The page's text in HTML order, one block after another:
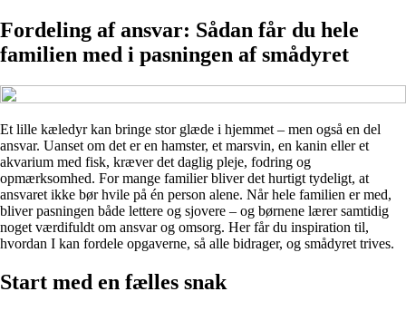
Fordeling af ansvar: Sådan får du hele
familien med i pasningen af smådyret
Et lille kæledyr kan bringe stor glæde i hjemmet – men også en del
ansvar. Uanset om det er en hamster, et marsvin, en kanin eller et
akvarium med fisk, kræver det daglig pleje, fodring og
opmærksomhed. For mange familier bliver det hurtigt tydeligt, at
ansvaret ikke bør hvile på én person alene. Når hele familien er med,
bliver pasningen både lettere og sjovere – og børnene lærer samtidig
noget værdifuldt om ansvar og omsorg. Her får du inspiration til,
hvordan I kan fordele opgaverne, så alle bidrager, og smådyret trives.
Start med en fælles snak